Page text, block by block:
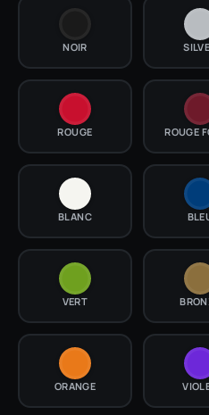
NOIR
ROUGE ROUGE
BLANC
VERT
ORANGE